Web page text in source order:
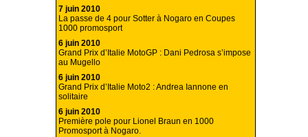
7 juin 2010
La passe de 4 pour Sotter à Nogaro en Coupes
1000 promosport
6 juin 2010
Grand Prix d’Italie MotoGP : Dani Pedrosa s’impose
au Mugello
6 juin 2010
Grand Prix d’Italie Moto2 : Andrea Iannone en
solitaire
6 juin 2010
Première pole pour Lionel Braun en 1000
Promosport à Nogaro.